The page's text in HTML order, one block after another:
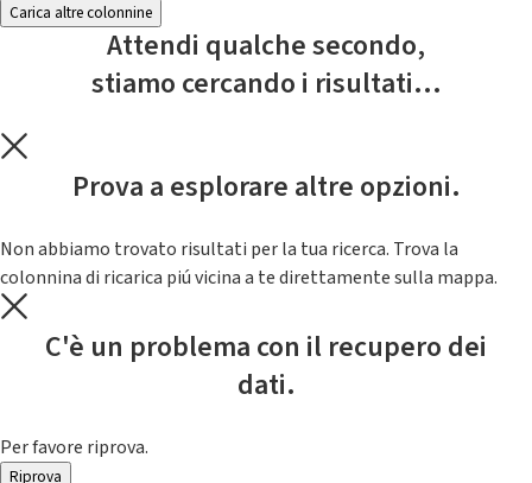
Carica altre colonnine
Attendi qualche secondo,
stiamo cercando i risultati...
Prova a esplorare altre opzioni.
Non abbiamo trovato risultati per la tua ricerca. Trova la
colonnina di ricarica piú vicina a te direttamente sulla mappa.
C'è un problema con il recupero dei
dati.
Per favore riprova.
Riprova